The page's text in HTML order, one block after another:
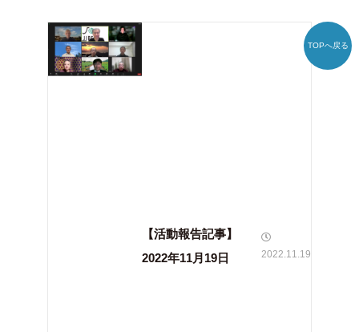
【活動報告記事】
2022年11月19日
2022.11.19
TOPへ戻る